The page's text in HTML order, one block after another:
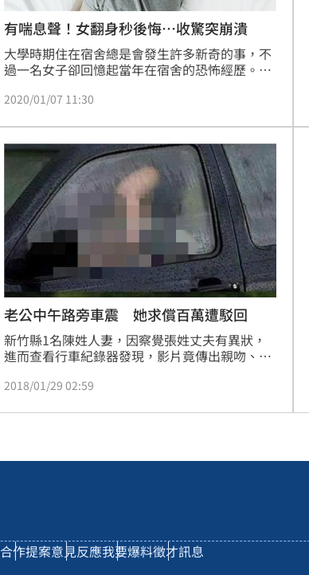
10:30
10:00
有喘息聲！女翻身秒後悔…收驚突崩潰
大學時期住在宿舍總是會發生許多新奇的事，不
過一名女子卻回憶起當年在宿舍的恐怖經歷。當
女孩睡在她旁邊，隨後到廟裡收驚時，香又突然
相信是巧合。（蔣季容報導）
2020/01/07 11:30
老公中午路旁車震 她求償百萬遭駁回
新竹縣1名陳姓人妻，因察覺張姓丈夫有異狀，
進而查看行車紀錄器發現，影片竟傳出親吻、女
「啃妳」等對話，怒告丈夫與小三李女，並連帶
男將車停在大馬路旁，而且還是中午時刻，難以
2018/01/29 02:59
合作提案意見反應我要爆料徵才訊息